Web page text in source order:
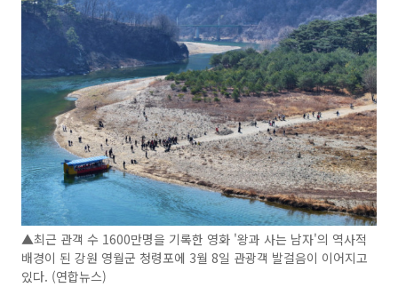
▲최근 관객 수 1600만명을 기록한 영화 '왕과 사는 남자'의 역사적
배경이 된 강원 영월군 청령포에 3월 8일 관광객 발걸음이 이어지고
있다. (연합뉴스)